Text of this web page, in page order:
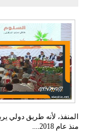
المنفذ، لأنه طريق دولي
منذ عام 2018....